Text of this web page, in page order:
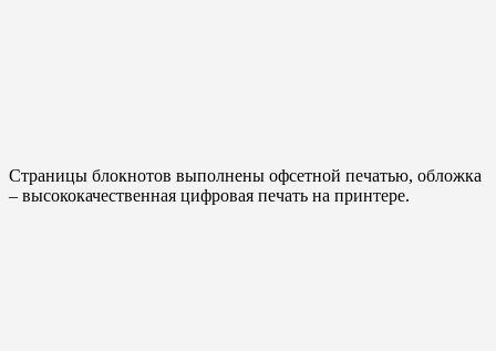
Страницы блокнотов выполнены офсетной печатью, обложка
– высококачественная цифровая печать на принтере.